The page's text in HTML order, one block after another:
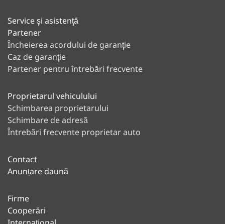
Service şi asistenţă
Partener
Încheierea acordului de garanţie
Caz de garanţie
Partener pentru întrebări frecvente
Proprietarul vehiculului
Schimbarea proprietarului
Schimbare de adresă
Întrebări frecvente proprietar auto
Contact
Anunțare daună
Firme
Cooperări